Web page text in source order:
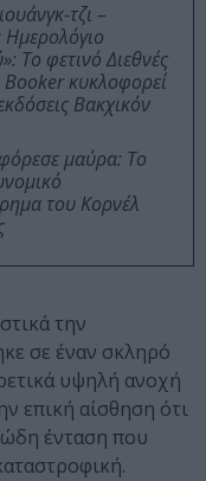
τζι –
Ημερολόγιο
Το φετινό Διεθνές
Booker κυκλοφορεί
Βακχικόν
μαύρα: Το
του Κορνέλ
την
σε έναν σκληρό
υψηλή ανοχή
επική αίσθηση ότι
ένταση που